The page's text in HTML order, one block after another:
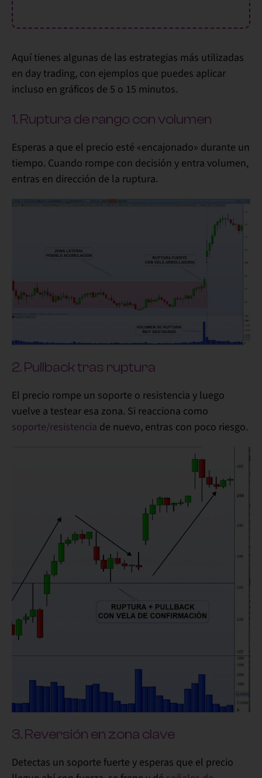
Aquí tienes algunas de las estrategias más utilizadas
en day trading, con ejemplos que puedes aplicar
incluso en gráficos de 5 o 15 minutos.
1. Ruptura de rango con volumen
Esperas a que el precio esté «encajonado» durante un
tiempo. Cuando rompe con decisión y entra volumen,
entras en dirección de la ruptura.
2. Pullback tras ruptura
El precio rompe un soporte o resistencia y luego
vuelve a testear esa zona. Si reacciona como
soporte/resistencia de nuevo, entras con poco riesgo.
3. Reversión en zona clave
Detectas un soporte fuerte y esperas que el precio